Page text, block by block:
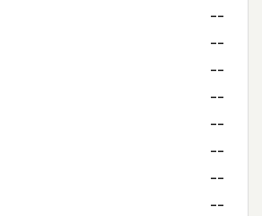
--
--
--
--
--
--
--
--